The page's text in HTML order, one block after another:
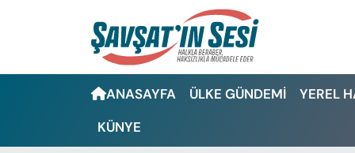
ANASAYFA ÜLKE GÜNDEMİ YEREL
KÜNYE
Artvin Nöbetçi Eczaneler
Artvin Hava Durumu